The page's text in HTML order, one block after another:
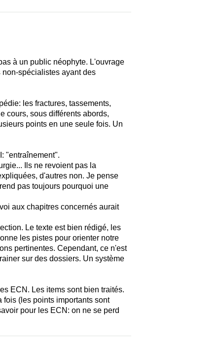
à un public néophyte. L'ouvrage
spécialistes ayant des
les fractures, tassements,
cours, sous différents abords,
points en une seule fois. Un
"entraînement".
Ils ne revoient pas la
d'autres non. Je pense
pas toujours pourquoi une
aux chapitres concernés aurait
Le texte est bien rédigé, les
les pistes pour orienter notre
pertinentes. Cependant, ce n'est
sur des dossiers. Un système
ECN. Les items sont bien traités.
fois (les points importants sont
pour les ECN: on ne se perd